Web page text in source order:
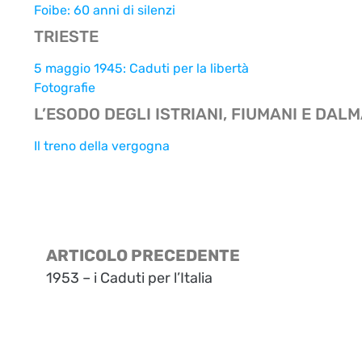
Foibe: 60 anni di silenzi
TRIESTE
5 maggio 1945: Caduti per la libertà
Fotografie
L’ESODO DEGLI ISTRIANI, FIUMANI E
Il treno della vergogna
ARTICOLO PRECEDENTE
1953 – i Caduti per l’Italia